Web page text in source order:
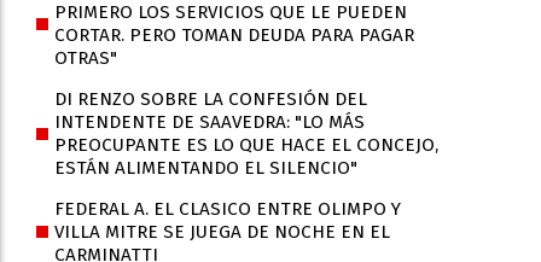
PRIMERO LOS SERVICIOS QUE LE PUEDEN
CORTAR. PERO TOMAN DEUDA PARA PAGAR
OTRAS"
DI RENZO SOBRE LA CONFESIÓN DEL
INTENDENTE DE SAAVEDRA: "LO MÁS
PREOCUPANTE ES LO QUE HACE EL CONCEJO,
ESTÁN ALIMENTANDO EL SILENCIO"
FEDERAL A. EL CLASICO ENTRE OLIMPO Y
VILLA MITRE SE JUEGA DE NOCHE EN EL
CARMINATTI